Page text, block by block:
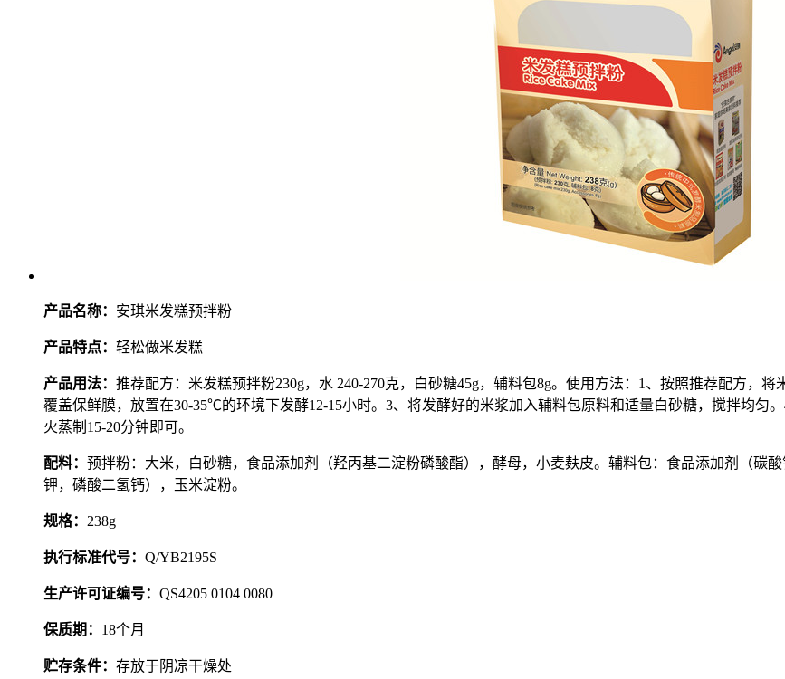
产品名称： 安琪米发糕预拌粉
产品特点： 轻松做米发糕
产品用法： 推荐配方：米发糕预拌粉230g，水 240-270克，白砂糖45g，辅料包8g。使用方法：1、按照推荐配方，
覆盖保鲜膜，放置在30-35℃的环境下发酵12-15小时。3、将发酵好的米浆加入辅料包原料和适量白砂糖，搅拌均匀
火蒸制15-20分钟即可。
配料： 预拌粉：大米，白砂糖，食品添加剂（羟丙基二淀粉磷酸酯），酵母，小麦麸皮。辅料包：食品添加剂（碳
钾，磷酸二氢钙），玉米淀粉。
规格： 238g
执行标准代号： Q/YB2195S
生产许可证编号： QS4205 0104 0080
保质期： 18个月
贮存条件： 存放于阴凉干燥处